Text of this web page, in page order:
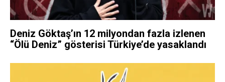
Deniz Göktaş’ın 12 milyondan fazla izlenen
“Ölü Deniz” gösterisi Türkiye’de yasaklandı